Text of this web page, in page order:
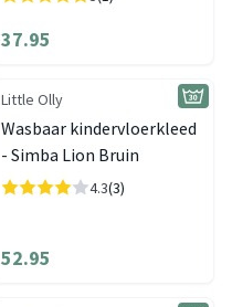
37.95
Little Olly
Wasbaar kindervloerkleed
- Simba Lion Bruin
4.3(3)
52.95